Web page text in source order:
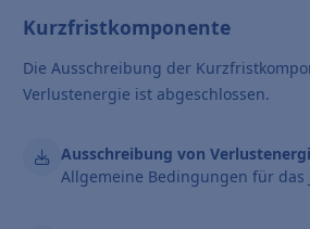
Kurzfristkomponente
Die Ausschreibung der
Verlustenergie ist abgeschlossen.
Ausschreibung von
Allgemeine Bedingungen für das